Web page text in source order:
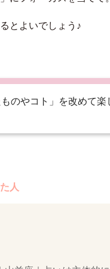
とよいでしょう♪
のやコト」を改めて楽
人